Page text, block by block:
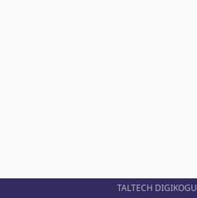
TALTECH DIGIKOGU